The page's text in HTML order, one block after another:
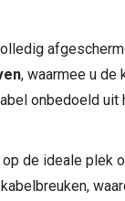
, waarmee u de
onbedoeld uit
de ideale plek